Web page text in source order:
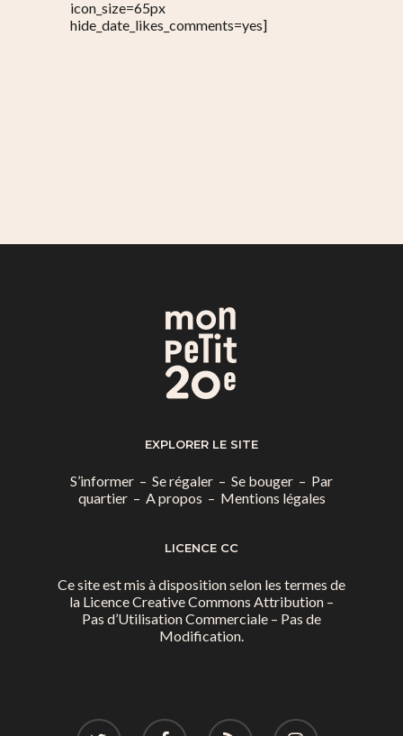
icon_size=65px
hide_date_likes_comments=yes]
EXPLORER LE SITE
S’informer – Se régaler – Se bouger – Par
quartier– A propos – Mentions légales
LICENCE CC
Ce site est mis à disposition selon les termes de
la Licence Creative Commons Attribution –
Pas d’Utilisation Commerciale – Pas de
Modification.